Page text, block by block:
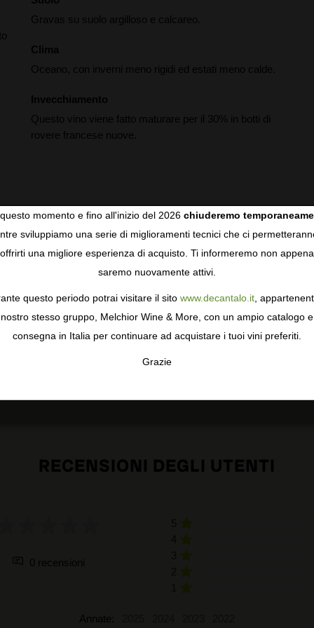
Gravas su suolo argilloso e calcareo.
Clima
Oceano, con inverni meno rigidi ed estati meno calde.
Invecchiamento
Questo vino viene fatto maturare per il 30% in botti di
rovere francese nuove.
introduce the 2022 Les Pagodes de Cos, a full-bodied,
and a firm, chewy finish. Like the grand vin, this is quite
RECENSIONI DEGLI UTENTI
0 recensioni
Annate:
COOKIES
come i cookie per personalizzare e mejorar la tua
sulla privacy
per saperne di più, o gestisci le tue
Consenso.
momento e fino all'inizio del 2026 chiuderemo
sviluppiamo una serie di miglioramenti tecnici che ci
offrirti una migliore esperienza di acquisto. Ti informeremo non appena
saremo nuovamente attivi.
questo periodo potrai visitare il sito www.decantalo.it,
nostro stesso gruppo, Melchior Wine & More, con un ampio catalogo e
consegna in Italia per continuare ad acquistare i tuoi vini preferiti.
Grazie